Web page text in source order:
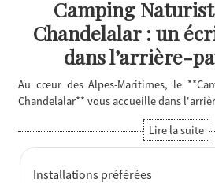
Installations préférées
Camping
Chandelalar : un
dans l’arrière-
Au cœur des Alpes-Maritimes, le
Chandelalar** vous accueille dans